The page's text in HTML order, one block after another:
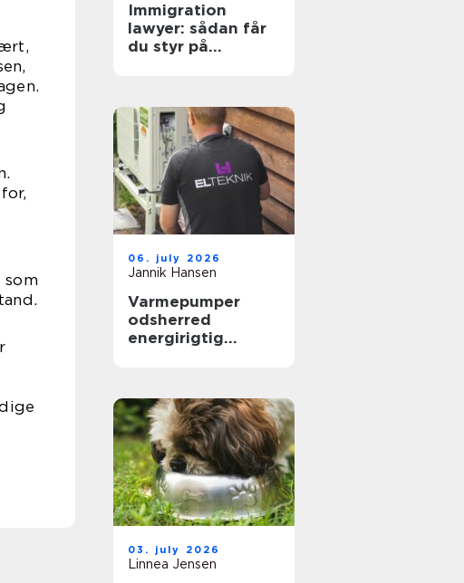
Immigration
lawyer: sådan får
du styr på
06. july 2026
Jannik Hansen
Varmepumper
odsherred
energirigtig
03. july 2026
Linnea Jensen